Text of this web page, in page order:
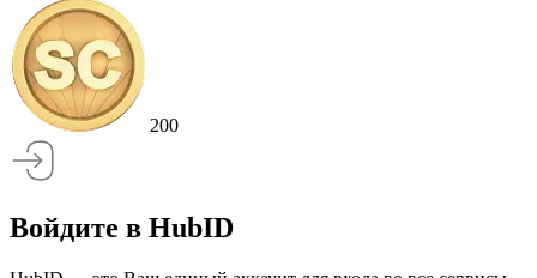
200
Войдите в HubID